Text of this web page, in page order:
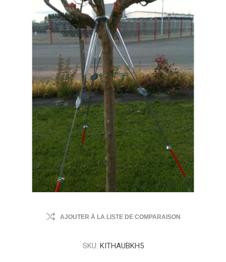
AJOUTER À LA LISTE DE COMPARAISON
SKU: KITHAUBKH5